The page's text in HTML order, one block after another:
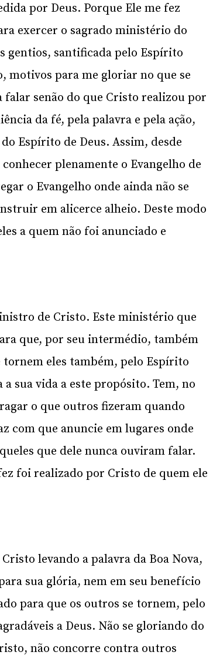
por Deus. Porque Ele me fez
exercer o sagrado ministério do
gentios, santificada pelo Espírito
motivos para me gloriar no que se
falar senão do que Cristo realizou por
da fé, pela palavra e pela ação,
Espírito de Deus. Assim, desde
plenamente o Evangelho de
o Evangelho onde ainda não se
em alicerce alheio. Deste modo
a quem não foi anunciado e
de Cristo. Este ministério que
que, por seu intermédio, também
tornem eles também, pelo Espírito
a sua vida a este propósito. Tem, no
o que outros fizeram quando
com que anuncie em lugares onde
que dele nunca ouviram falar.
foi realizado por Cristo de quem ele
levando a palavra da Boa Nova,
sua glória, nem em seu benefício
para que os outros se tornem, pelo
a Deus. Não se gloriando do
não concorre contra outros